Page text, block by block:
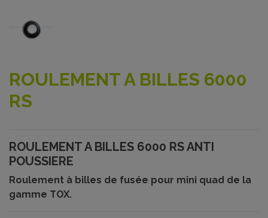
ROULEMENT A BILLES 6000
RS
ROULEMENT A BILLES 6000 RS ANTI
POUSSIERE
Roulement à billes de fusée pour mini quad de la
gamme TOX.